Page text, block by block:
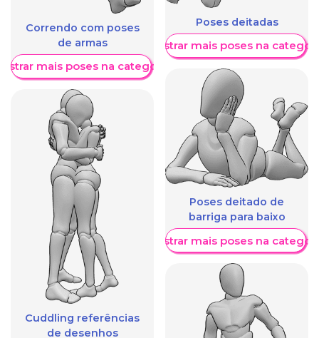
Correndo com poses
de armas
mais poses na categoria
Cuddling referências
de desenhos
Poses deitadas
Mostrar mais poses na
Poses deitado de
barriga para baixo
Mostrar mais poses na